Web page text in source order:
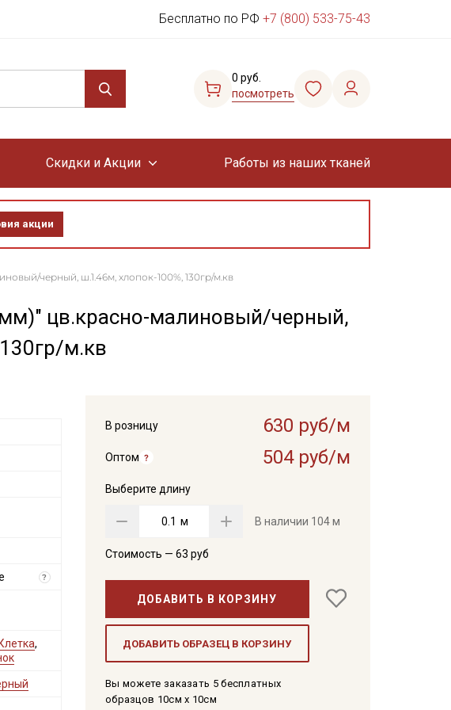
Бесплатно по РФ +7 (800) 533-75-43
0 руб.
посмотреть
Скидки и Акции Работы из наших тканей
акции
черный, ш.1.46м, хлопок-100%, 130гр/м.кв
цв.красно-малиновый/черный,
м.кв
В розницу 630 руб/м
Оптом 504 руб/м
Выберите длину
м В наличии 104 м
Стоимость — 63 руб
ДОБАВИТЬ В КОРЗИНУ
ДОБАВИТЬ ОБРАЗЕЦ В КОРЗИНУ
Вы можете заказать 5 бесплатных
образцов 10см x 10см
?
Клетка,